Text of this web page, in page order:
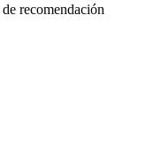
recomendación